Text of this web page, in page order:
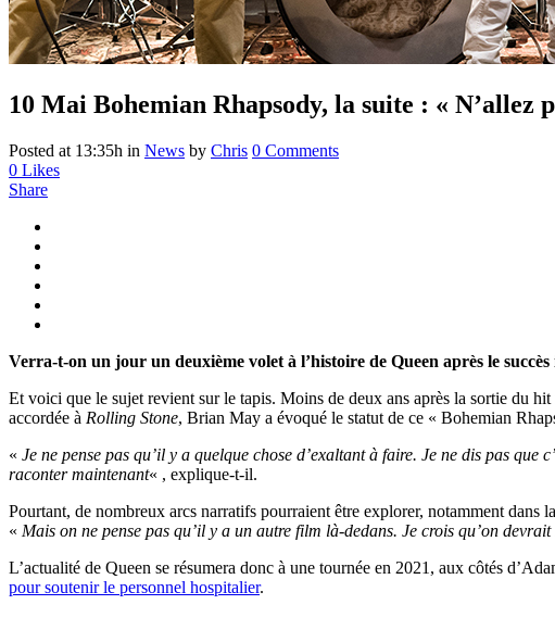
10 Mai Bohemian Rhapsody, la suite : « N’allez
Posted at 13:35h in News by Chris 0 Comments
0 Likes
Share
Verra-t-on un jour un deuxième volet à l’histoire de Queen après le
Et voici que le sujet revient sur le tapis. Moins de deux ans après la sortie du
accordée à Rolling Stone, Brian May a évoqué le statut de ce « Bohemian
« Je ne pense pas qu’il y a quelque chose d’exaltant à faire. Je ne dis pas
raconter maintenant« , explique-t-il.
Pourtant, de nombreux arcs narratifs pourraient être explorer, notamment
« Mais on ne pense pas qu’il y a un autre film là-dedans. Je crois qu’on
L’actualité de Queen se résumera donc à une tournée en 2021, aux côtés
pour soutenir le personnel hospitalier.